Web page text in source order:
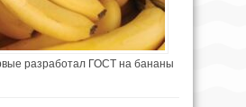
разработал ГОСТ на бананы